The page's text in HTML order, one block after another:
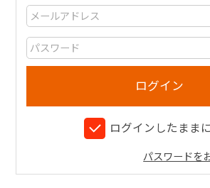
ログインしたまま
パスワードを